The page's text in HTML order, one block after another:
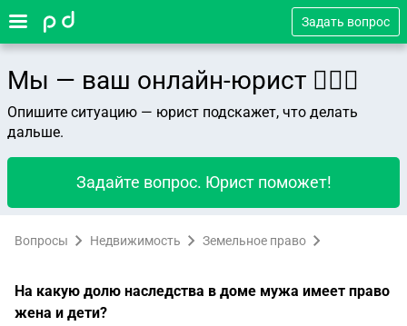
Задать вопрос
Мы — ваш онлайн-юрист 👨🏻‍⚖️
Опишите ситуацию — юрист подскажет, что делать
дальше.
Задайте вопрос. Юрист поможет!
Вопросы Недвижимость Земельное право
На какую долю наследства в доме мужа имеет право
жена и дети?